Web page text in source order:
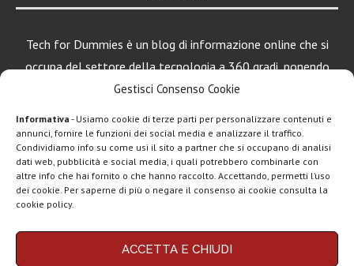
Gestisci Consenso Cookie
Informativa - Usiamo cookie di terze parti per personalizzare contenuti e
annunci, fornire le funzioni dei social media e analizzare il traffico.
Condividiamo info su come usi il sito a partner che si occupano di analisi
dati web, pubblicità e social media, i quali potrebbero combinarle con
altre info che hai fornito o che hanno raccolto. Accettando, permetti l’uso
dei cookie. Per saperne di più o negare il consenso ai cookie consulta la
cookie policy.
ACCETTA E CHIUDI
Tech for Dummies è un blog di informazione online che si
occupa del settore della tecnologia a 360 gradi, ponendo
una particolare attenzione al mondo Android, Apple e
Chi siamo Contatti Disclaimer Privacy policy
LEGGI ANCHE
Motorola rinnova